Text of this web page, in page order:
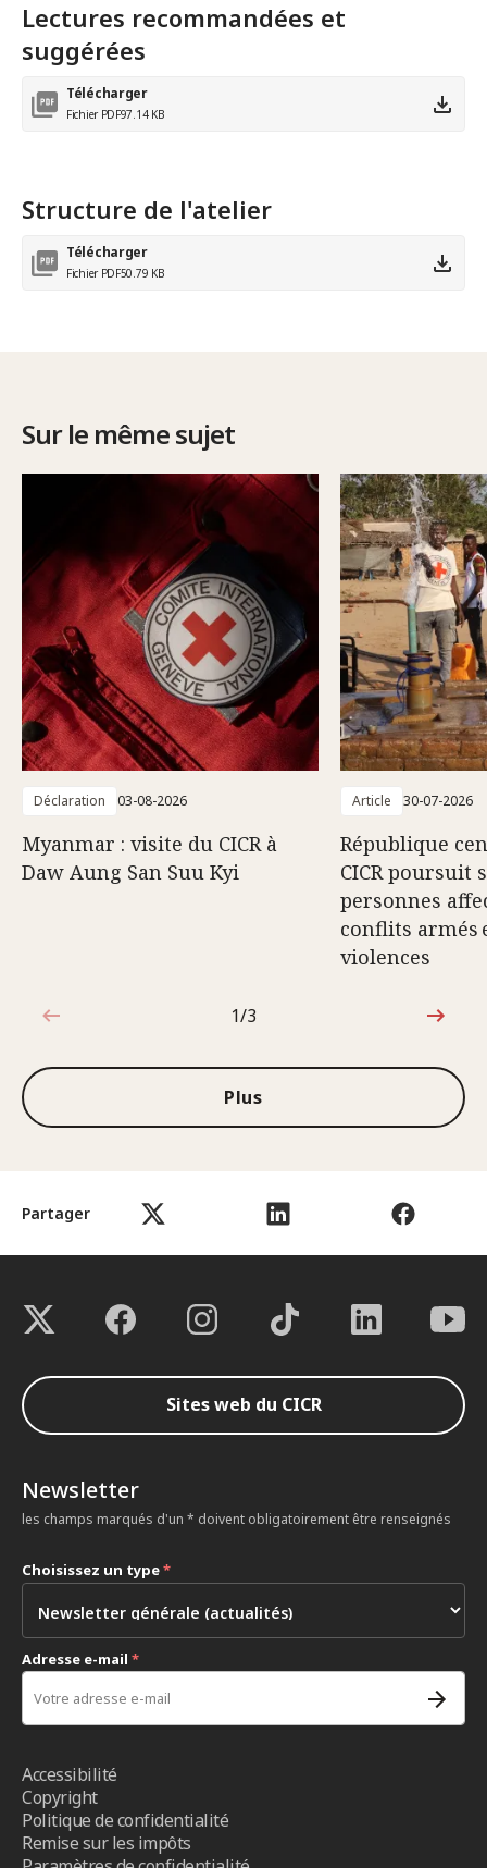
Partager
Lectures recommandées et
suggérées
Télécharger
Fichier PDF97.14 KB
Structure de l'atelier
Télécharger
Fichier PDF50.79 KB
Sur le même sujet
Déclaration 03-08-2026
Myanmar : visite du CICR à
Daw Aung San Suu Kyi
Article 30-07-2026
République
CICR poursuit
personnes
conflits armés
violences
1sur3
1/3
Plus
Sites web du CICR
Newsletter
les champs marqués d'un * doivent obligatoirement être renseignés
Choisissez un type*
Adresse e-mail *
Accessibilité
Copyright
Politique de confidentialité
Remise sur les impôts